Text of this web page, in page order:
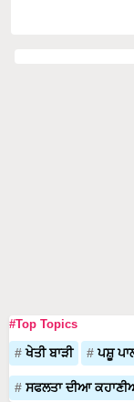
#Top Topics
ਖੇਤੀ ਬਾੜੀ ਪਸ਼ੂ
ਸਫਲਤਾ ਦੀਆ